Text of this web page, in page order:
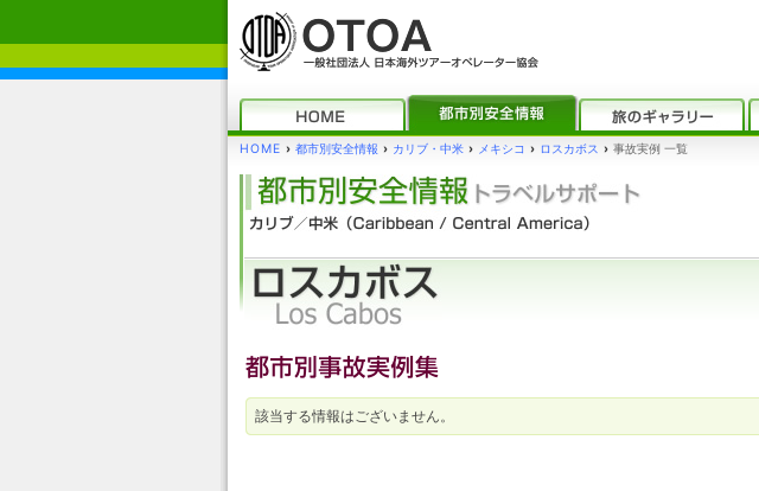
HOME › 都市別安全情報 › カリブ・中米 › メキシコ › ロスカボス › 事故実例 一覧
該当する情報はございません。